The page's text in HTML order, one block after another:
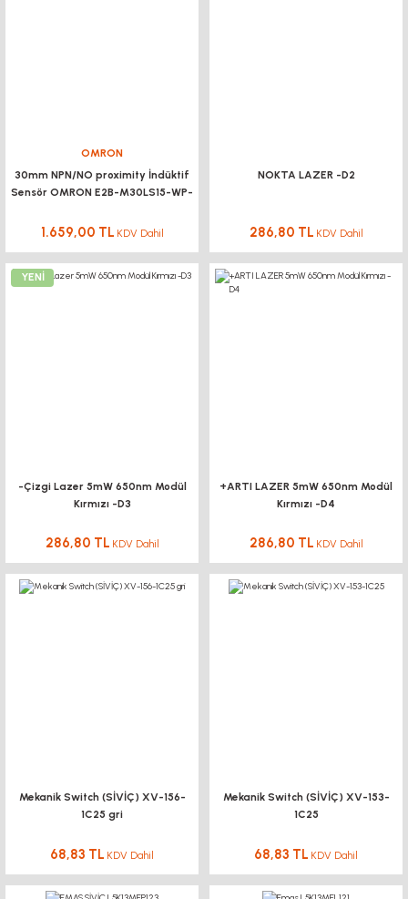
OMRON
30mm NPN/NO proximity İndüktif
Sensör OMRON E2B-M30LS15-WP-
1.659,00 TL KDV Dahil
NOKTA LAZER -D2
286,80 TL KDV Dahil
YENİ
-Çizgi Lazer 5mW 650nm Modül
Kırmızı -D3
286,80 TL KDV Dahil
+ARTI LAZER 5mW 650nm Modül
Kırmızı -D4
286,80 TL KDV Dahil
Mekanik Switch (SİVİÇ) XV-156-
1C25 gri
68,83 TL KDV Dahil
Mekanik Switch (SİVİÇ) XV-153-
1C25
68,83 TL KDV Dahil